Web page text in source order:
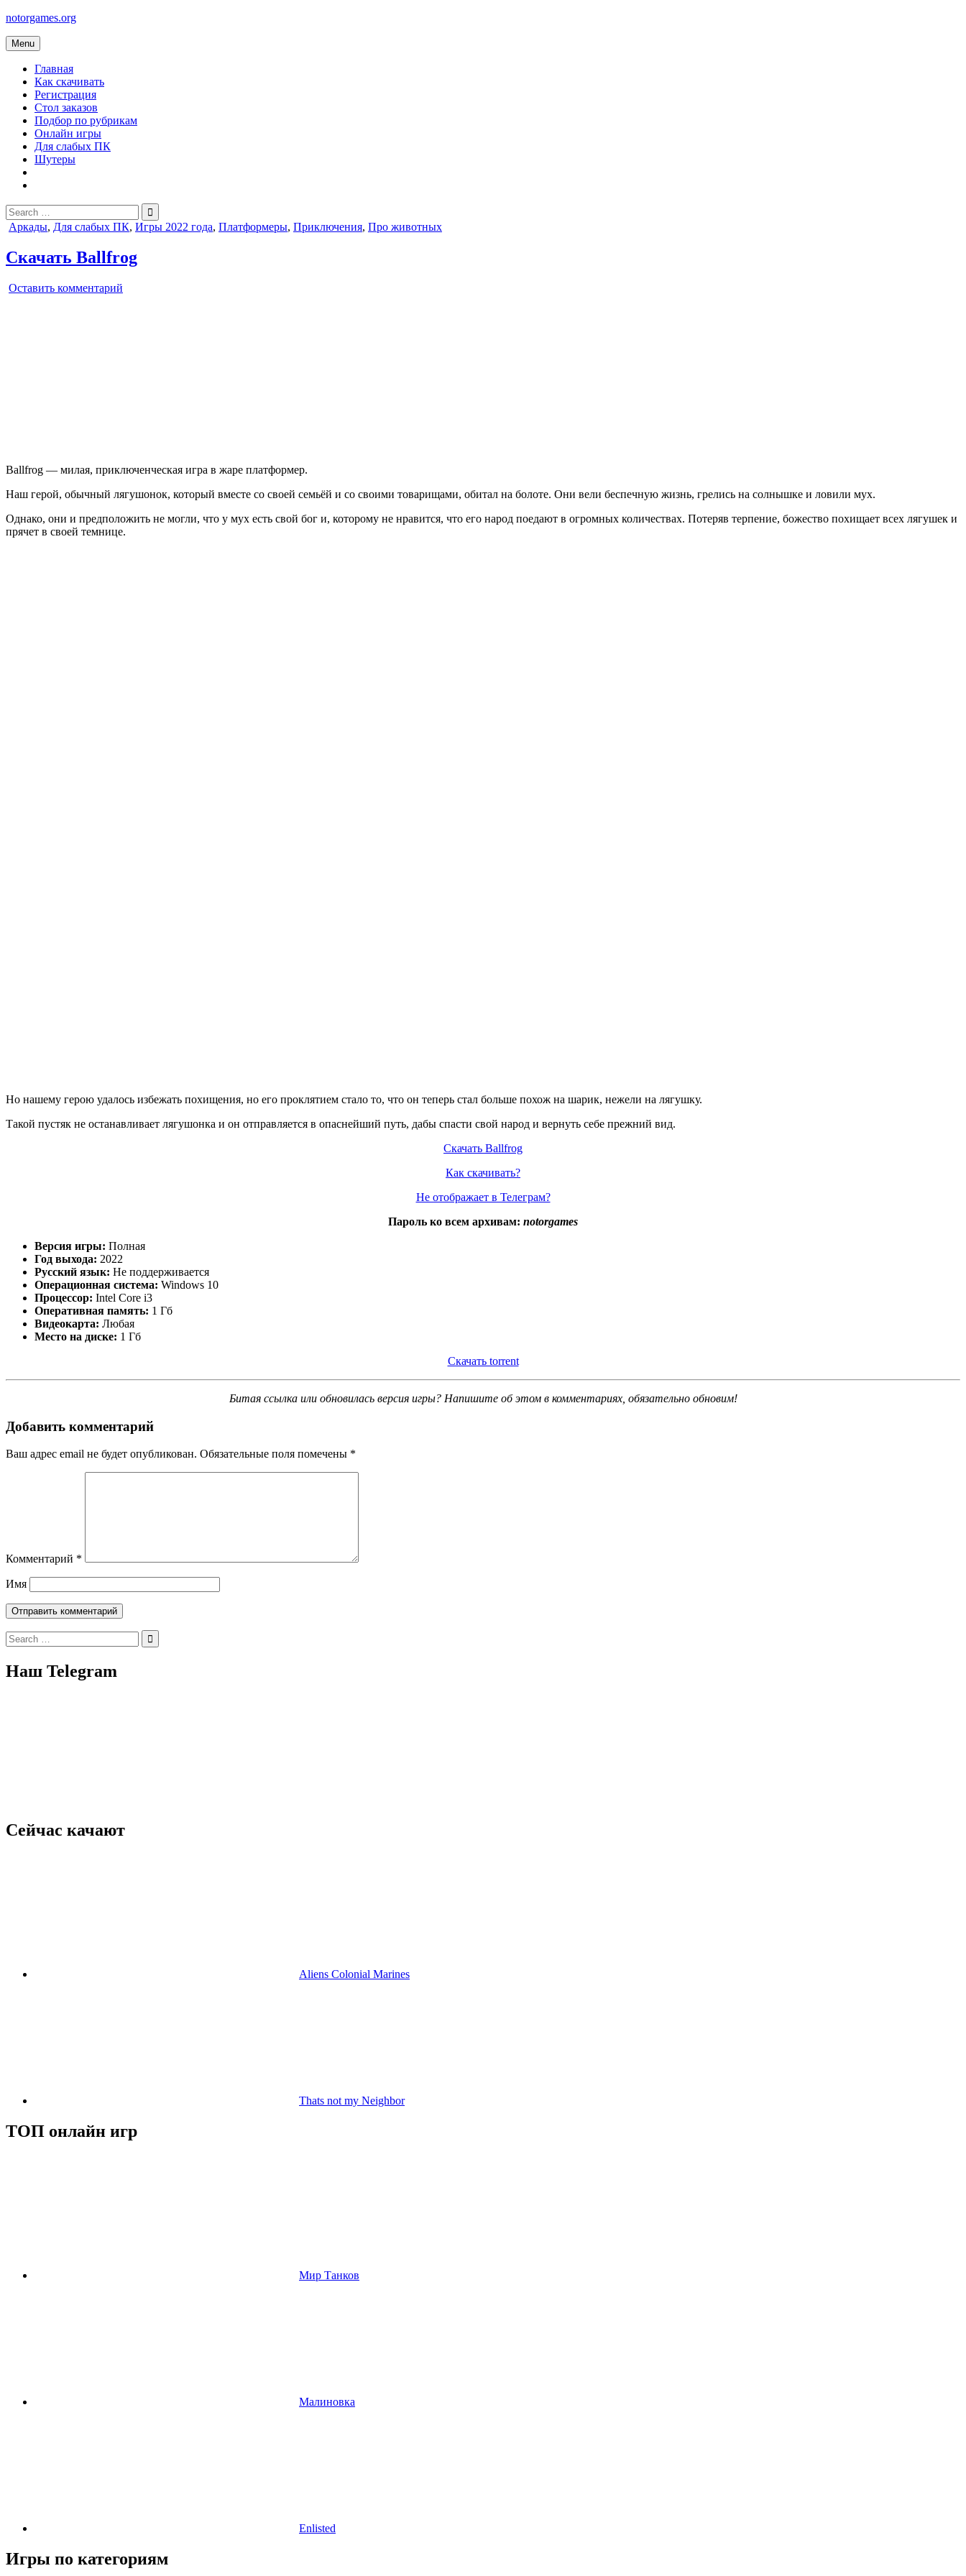
Skip
content
notorgames.org
Menu
Главная
Как скачивать
Регистрация
Стол заказов
Подбор по рубрикам
Онлайн игры
Для слабых ПК
Шутеры
Search
for:
Posted
Аркады, Для слабых ПК, Игры 2022 года, Платформеры, Приключения, Про животных
Скачать Ballfrog
Оставить комментарий
Ballfrog — милая, приключенческая игра в жаре платформер.
Наш герой, обычный лягушонок, который вместе со своей семьёй и со своими товарищами, обитал на болоте. Они вели беспечную жизнь, грелись на солнышке и ловили мух.
Однако, они и предположить не могли, что у мух есть свой бог и, которому не нравится, что его народ поедают в огромных количествах. Потеряв терпение, божество похищает всех лягушек и
прячет в своей темнице.
Но нашему герою удалось избежать похищения, но его проклятием стало то, что он теперь стал больше похож на шарик, нежели на лягушку.
Такой пустяк не останавливает лягушонка и он отправляется в опаснейший путь, дабы спасти свой народ и вернуть себе прежний вид.
Скачать Ballfrog
Как скачивать?
Не отображает в Телеграм?
Пароль ко всем архивам: notorgames
Версия игры: Полная
Год выхода: 2022
Русский язык: Не поддерживается
Операционная система: Windows 10
Процессор: Intel Core i3
Оперативная память: 1 Гб
Видеокарта: Любая
Место на диске: 1 Гб
Скачать torrent
Битая ссылка или обновилась версия игры? Напишите об этом в комментариях, обязательно обновим!
Добавить комментарий
Ваш адрес email не будет опубликован. Обязательные поля помечены *
Комментарий *
Имя
Search
for:
Наш Telegram
Сейчас качают
Aliens Colonial Marines
Thats not my Neighbor
ТОП онлайн игр
Мир Танков
Малиновка
Enlisted
Игры по категориям